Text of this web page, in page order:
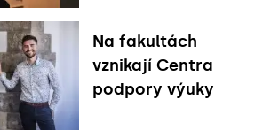
Na fakultách
vznikají Centra
podpory výuky